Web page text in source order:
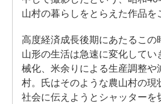
山村の暮らしをとらえた作品を
高度経済成長後期にあたるこの
山形の生活は急速に変化してい
械化、米余りによる生産調整や
村。氏はそのような農山村の現
社会に伝えようとシャッターを